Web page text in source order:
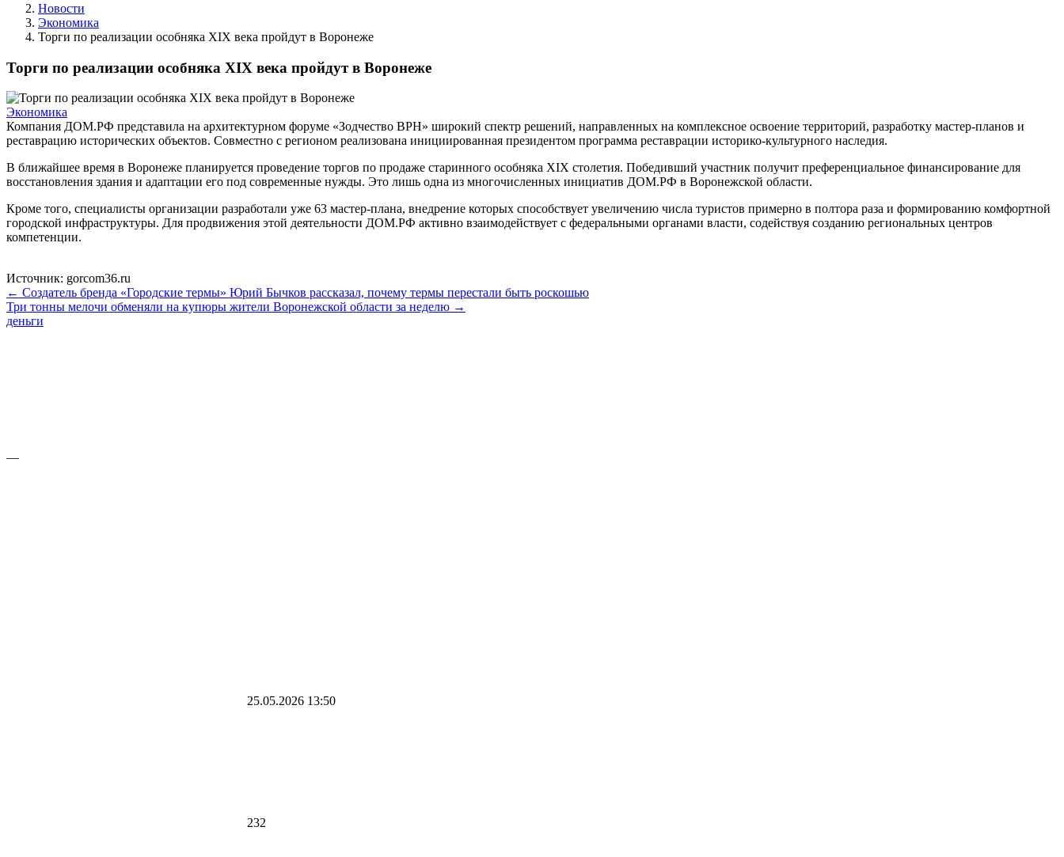
Новости
Экономика
Торги по реализации особняка XIX века пройдут в Воронеже
Торги по реализации особняка XIX века пройдут в Воронеже
Экономика
Компания ДОМ.РФ представила на архитектурном форуме «Зодчество ВРН» широкий спектр решений, направленных на комплексное освоение территорий, разработку мастер-планов и
реставрацию исторических объектов. Совместно с регионом реализована инициированная президентом программа реставрации историко-культурного наследия.
В ближайшее время в Воронеже планируется проведение торгов по продаже старинного особняка XIX столетия. Победивший участник получит преференциальное финансирование для
восстановления здания и адаптации его под современные нужды. Это лишь одна из многочисленных инициатив ДОМ.РФ в Воронежской области.
Кроме того, специалисты организации разработали уже 63 мастер-плана, внедрение которых способствует увеличению числа туристов примерно в полтора раза и формированию комфортной
городской инфраструктуры. Для продвижения этой деятельности ДОМ.РФ активно взаимодействует с федеральными органами власти, содействуя созданию региональных центров
компетенции.
Источник: gorcom36.ru
← Создатель бренда «Городские термы» Юрий Бычков рассказал, почему термы перестали быть роскошью
Три тонны мелочи обменяли на купюры жители Воронежской области за неделю →
деньги
—
25.05.2026 13:50
232